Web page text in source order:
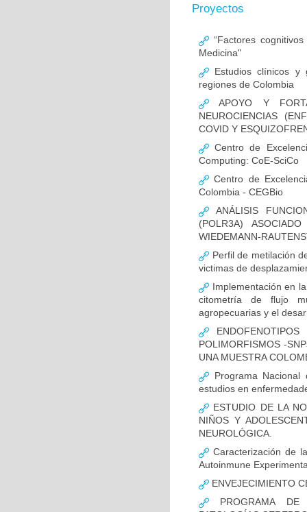
Proyectos
“Factores
Medicina"
Estudios clínicos y
regiones de Colombia
APOYO Y
NEUROCIENCIAS
COVID Y
Centro de
Computing: CoE-SciCo
Centro de
Colombia - CEGBio
ANÁLISIS
(POLR3A)
WIEDEMANN-
Perfil de metilación
victimas de
Implementación en
citometría de flujo
agropecuarias y el
POLIMORFISMOS -
UNA MUESTRA
Programa Nacional
estudios en
ESTUDIO DE LA
NIÑOS Y
NEUROLÓGICA.
Caracterización de
Autoinmune
ENVEJECIMIENTO
PROGRAMA DE